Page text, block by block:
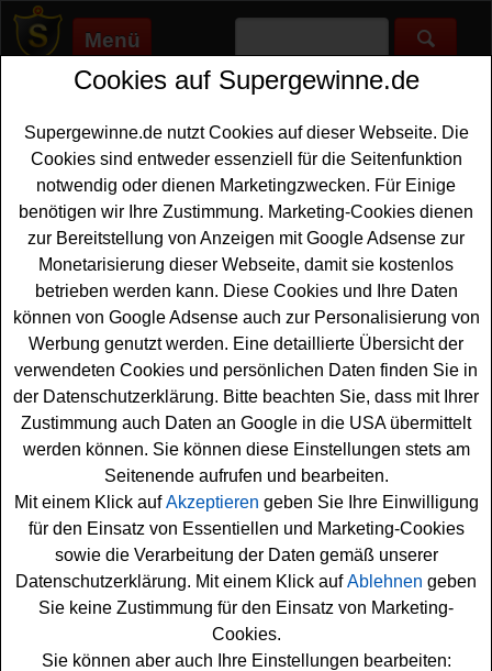
Menü
Supergewinne.de>Gewinnspiele>Sonstige Gewinnspiele
Anzeige:
Anzeige:
Green Lifestyle Magazin
Adventskalender Gewinnspiel
Wer gern täglich schöne Überraschungen und tolle
Sachpreise gewinnenmöchte,, sollte bei dem Green
Lifestyle Magazin Adventskalender Gewinnspiel2025
mitmachen. Green Lifestyle verlost jeden Tag eine
schöne nachhaltige Überraschung hinter den Türchen im
Online-Adventskalender. Mit etwas Glück können Sie
einen dieser Sachpreise gewinnen.
Falls Sie an dem Green Lifestyle Magazin
Adventskalender Gewinnspiel kostenlos teilnehmen
möchten, müssen Sie nur die täglichen Türchen öffnen
und können sich damit Ihre Gewinnchance sichern.
Vielleicht haben Sie ja Glück?
Cookies auf Supergewinne.de
Supergewinne.de nutzt Cookies auf dieser Webseite. Die
Cookies sind entweder essenziell für die Seitenfunktion
notwendig oder dienen Marketingzwecken. Für Einige
benötigen wir Ihre Zustimmung. Marketing-Cookies dienen
zur Bereitstellung von Anzeigen mit Google Adsense zur
Monetarisierung dieser Webseite, damit sie kostenlos
betrieben werden kann. Diese Cookies und Ihre Daten
können von Google Adsense auch zur Personalisierung von
Werbung genutzt werden. Eine detaillierte Übersicht der
verwendeten Cookies und persönlichen Daten finden Sie in
der Datenschutzerklärung. Bitte beachten Sie, dass mit Ihrer
Zustimmung auch Daten an Google in die USA übermittelt
werden können. Sie können diese Einstellungen stets am
Seitenende aufrufen und bearbeiten.
Mit einem Klick aufAkzeptieren geben Sie Ihre Einwilligung
für den Einsatz von Essentiellen und Marketing-Cookies
sowie die Verarbeitung der Daten gemäß unserer
Datenschutzerklärung. Mit einem Klick aufAblehnen geben
Sie keine Zustimmung für den Einsatz von Marketing-
Cookies.
Sie können aber auch Ihre Einstellungen bearbeiten: